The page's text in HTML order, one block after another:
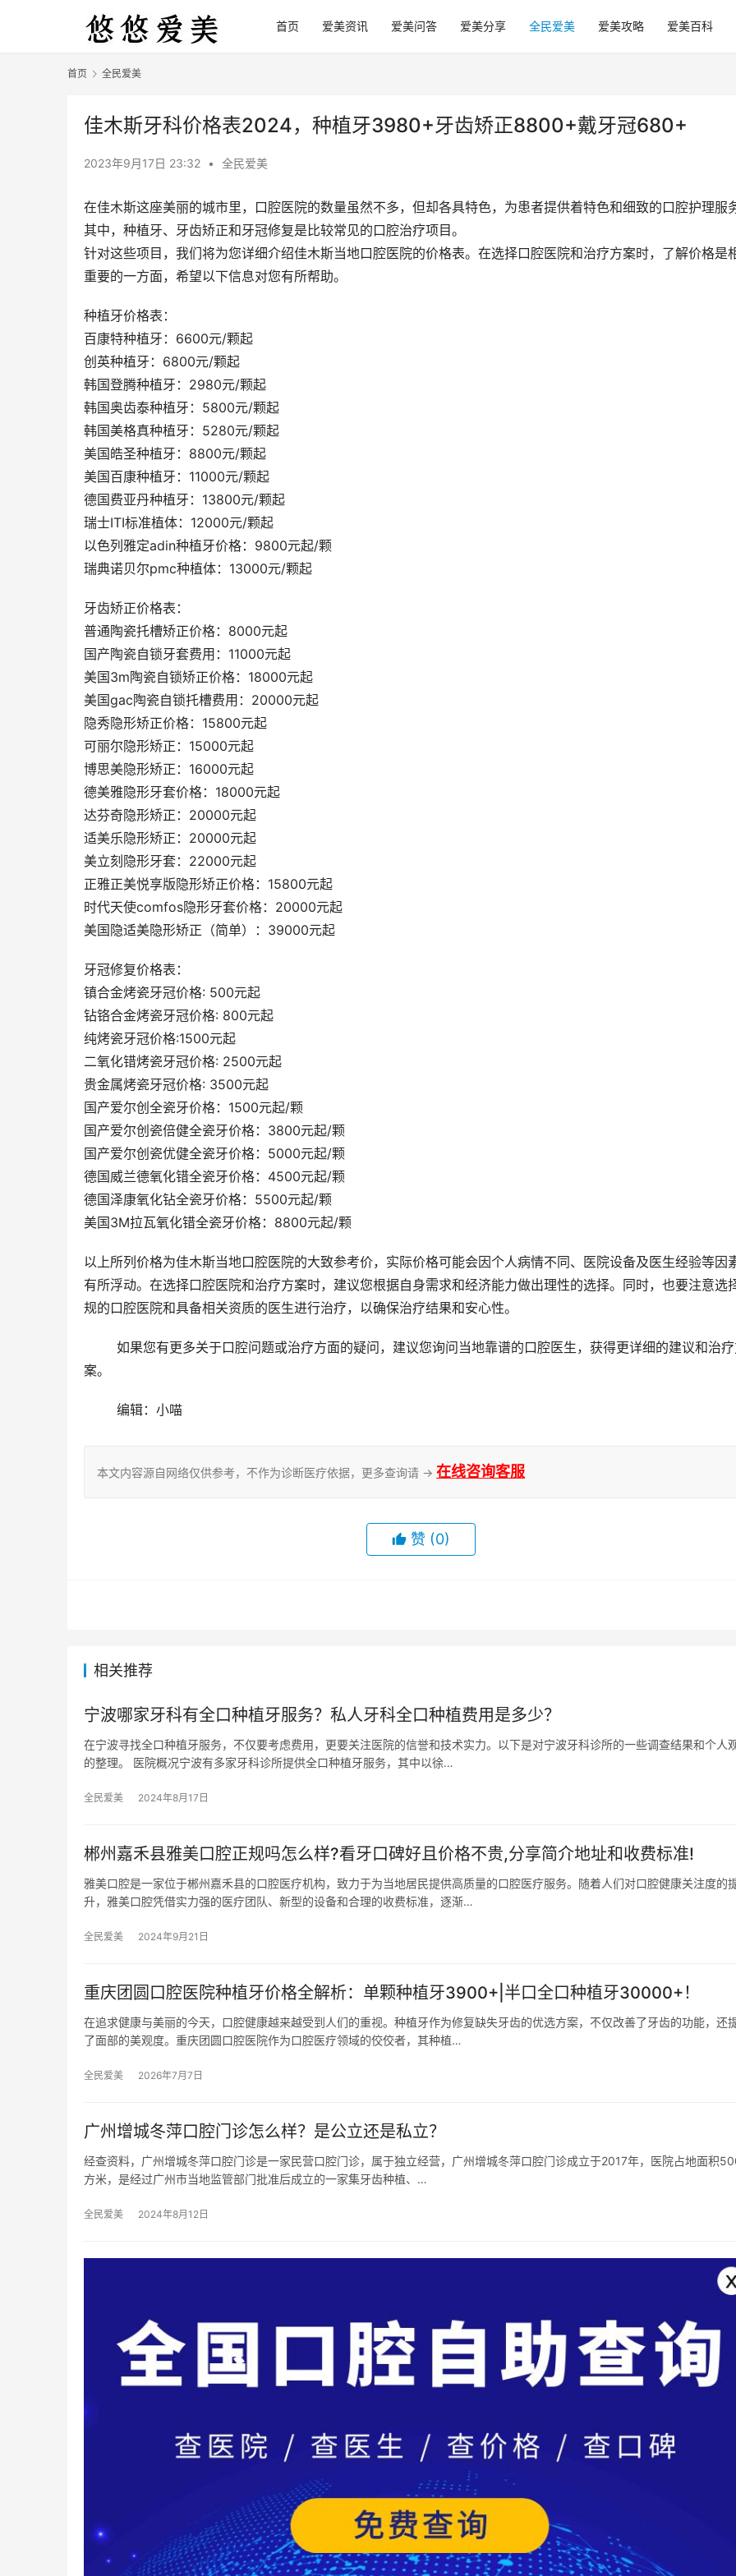
首页 爱美资讯 爱美问答 爱美分享 全民爱美 爱美攻略 爱美百科
首页 全民爱美
佳木斯牙科价格表2024，种植牙3980+牙齿矫正8800+戴牙冠680+
2023年9月17日 23:32 • 全民爱美
在佳木斯这座美丽的城市里，口腔医院的数量虽然不多，但却各具特色，为患者提供着特色和细致的口腔护理服
其中，种植牙、牙齿矫正和牙冠修复是比较常见的口腔治疗项目。
针对这些项目，我们将为您详细介绍佳木斯当地口腔医院的价格表。在选择口腔医院和治疗方案时，了解价格是
重要的一方面，希望以下信息对您有所帮助。
种植牙价格表：
百康特种植牙：6600元/颗起
创英种植牙：6800元/颗起
韩国登腾种植牙：2980元/颗起
韩国奥齿泰种植牙：5800元/颗起
韩国美格真种植牙：5280元/颗起
美国皓圣种植牙：8800元/颗起
美国百康种植牙：11000元/颗起
德国费亚丹种植牙：13800元/颗起
瑞士ITI标准植体：12000元/颗起
以色列雅定adin种植牙价格：9800元起/颗
瑞典诺贝尔pmc种植体：13000元/颗起
牙齿矫正价格表：
普通陶瓷托槽矫正价格：8000元起
国产陶瓷自锁牙套费用：11000元起
美国3m陶瓷自锁矫正价格：18000元起
美国gac陶瓷自锁托槽费用：20000元起
隐秀隐形矫正价格：15800元起
可丽尔隐形矫正：15000元起
博思美隐形矫正：16000元起
德美雅隐形牙套价格：18000元起
达芬奇隐形矫正：20000元起
适美乐隐形矫正：20000元起
美立刻隐形牙套：22000元起
正雅正美悦享版隐形矫正价格：15800元起
时代天使comfos隐形牙套价格：20000元起
美国隐适美隐形矫正（简单）：39000元起
牙冠修复价格表：
镇合金烤瓷牙冠价格: 500元起
钻铬合金烤瓷牙冠价格: 800元起
纯烤瓷牙冠价格:1500元起
二氧化错烤瓷牙冠价格: 2500元起
贵金属烤瓷牙冠价格: 3500元起
国产爱尔创全瓷牙价格：1500元起/颗
国产爱尔创瓷倍健全瓷牙价格：3800元起/颗
国产爱尔创瓷优健全瓷牙价格：5000元起/颗
德国威兰德氧化错全瓷牙价格：4500元起/颗
德国泽康氧化钻全瓷牙价格：5500元起/颗
美国3M拉瓦氧化错全瓷牙价格：8800元起/颗
以上所列价格为佳木斯当地口腔医院的大致参考价，实际价格可能会因个人病情不同、医院设备及医生经验等因
有所浮动。在选择口腔医院和治疗方案时，建议您根据自身需求和经济能力做出理性的选择。同时，也要注意选
规的口腔医院和具备相关资质的医生进行治疗，以确保治疗结果和安心性。
案。
	编辑：小喵
本文内容源自网络仅供参考，不作为诊断医疗依据，更多查询请 → 在线咨询客服
赞 (0)
相关推荐
宁波哪家牙科有全口种植牙服务？私人牙科全口种植费用是多少？
在宁波寻找全口种植牙服务，不仅要考虑费用，更要关注医院的信誉和技术实力。以下是对宁波牙科诊所的一些调查结果和个人
的整理。 医院概况宁波有多家牙科诊所提供全口种植牙服务，其中以徐…
全民爱美 2024年8月17日
郴州嘉禾县雅美口腔正规吗怎么样?看牙口碑好且价格不贵,分享简介地址和收费标准!
雅美口腔是一家位于郴州嘉禾县的口腔医疗机构，致力于为当地居民提供高质量的口腔医疗服务。随着人们对口腔健康关注度的
升，雅美口腔凭借实力强的医疗团队、新型的设备和合理的收费标准，逐渐…
全民爱美 2024年9月21日
重庆团圆口腔医院种植牙价格全解析：单颗种植牙3900+|半口全口种植牙30000+！
在追求健康与美丽的今天，口腔健康越来越受到人们的重视。种植牙作为修复缺失牙齿的优选方案，不仅改善了牙齿的功能，还
了面部的美观度。重庆团圆口腔医院作为口腔医疗领域的佼佼者，其种植…
全民爱美 2026年7月7日
广州增城冬萍口腔门诊怎么样？是公立还是私立？
经查资料，广州增城冬萍口腔门诊是一家民营口腔门诊，属于独立经营，广州增城冬萍口腔门诊成立于2017年，医院占地面积
方米，是经过广州市当地监管部门批准后成立的一家集牙齿种植、…
全民爱美 2024年8月12日